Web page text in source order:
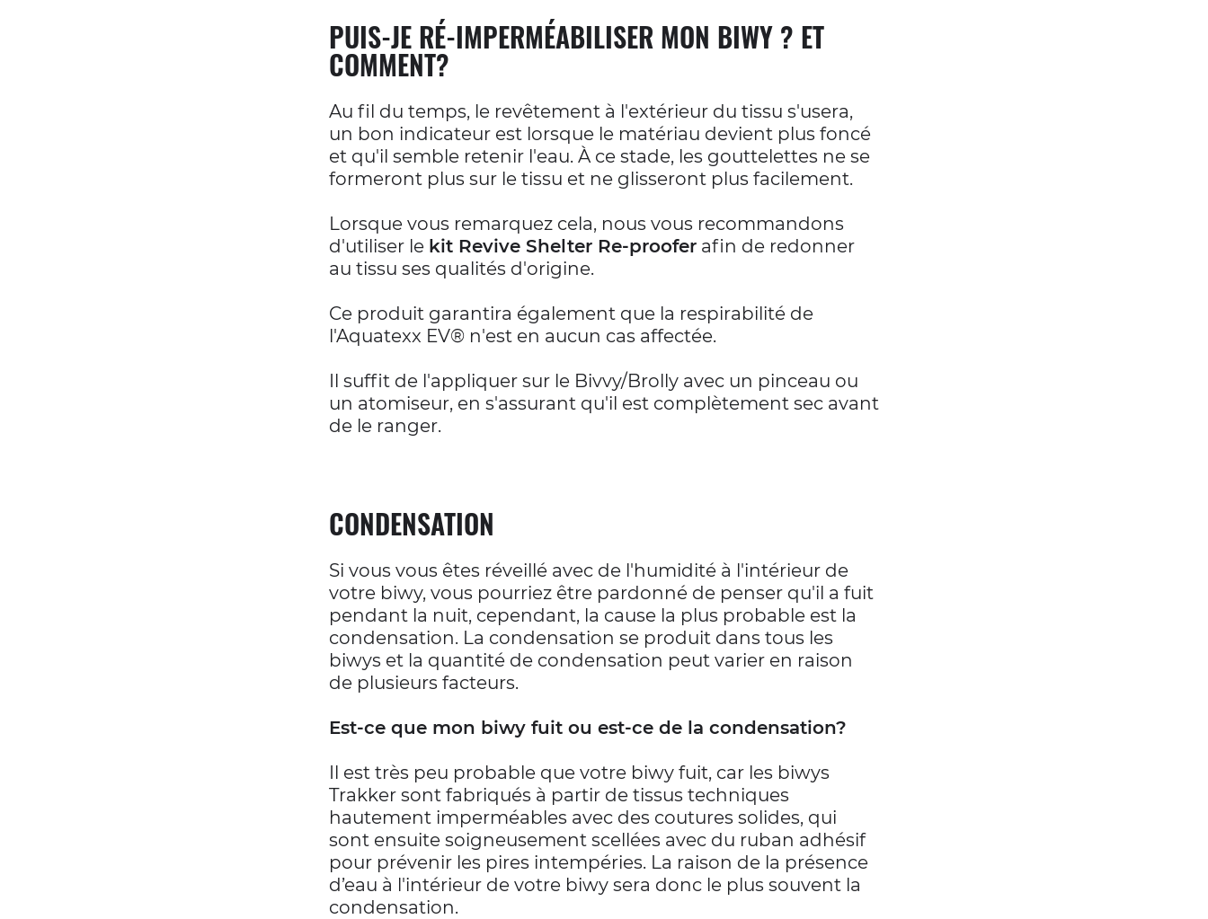
PUIS-JE RÉ-IMPERMÉABILISER MON BIWY ? ET
COMMENT?
Au fil du temps, le revêtement à l'extérieur du tissu s'usera,
un bon indicateur est lorsque le matériau devient plus foncé
et qu'il semble retenir l'eau. À ce stade, les gouttelettes ne se
formeront plus sur le tissu et ne glisseront plus facilement.
Lorsque vous remarquez cela, nous vous recommandons
d'utiliser le kit Revive Shelter Re-proofer afin de redonner
au tissu ses qualités d'origine.
Ce produit garantira également que la respirabilité de
l'Aquatexx EV® n'est en aucun cas affectée.
Il suffit de l'appliquer sur le Bivvy/Brolly avec un pinceau ou
un atomiseur, en s'assurant qu'il est complètement sec avant
de le ranger.
CONDENSATION
Si vous vous êtes réveillé avec de l'humidité à l'intérieur de
votre biwy, vous pourriez être pardonné de penser qu'il a fuit
pendant la nuit, cependant, la cause la plus probable est la
condensation. La condensation se produit dans tous les
biwys et la quantité de condensation peut varier en raison
de plusieurs facteurs.
Est-ce que mon biwy fuit ou est-ce de la condensation?
Il est très peu probable que votre biwy fuit, car les biwys
Trakker sont fabriqués à partir de tissus techniques
hautement imperméables avec des coutures solides, qui
sont ensuite soigneusement scellées avec du ruban adhésif
pour prévenir les pires intempéries. La raison de la présence
d’eau à l'intérieur de votre biwy sera donc le plus souvent la
condensation.